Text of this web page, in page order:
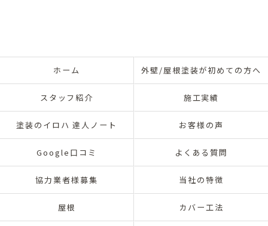
ホーム 外壁/屋根塗装が初めての方へ
スタッフ紹介 施工実績
塗装のイロハ 達人ノート お客様の声
Google口コミ よくある質問
協力業者様募集 当社の特徴
屋根 カバー工法